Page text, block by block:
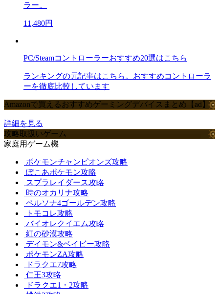
ラー。
11,480円
PC/Steamコントローラーおすすめ20選はこちら
ランキングの元記事はこちら。おすすめコントローラ
ーを徹底比較しています
Amazonで買えるおすすめゲーミングデバイスまとめ【ad】
詳細を見る
攻略取扱いゲーム
家庭用ゲーム機
ポケモンチャンピオンズ攻略
ぽこあポケモン攻略
スプラレイダース攻略
時のオカリナ攻略
ペルソナ4ゴールデン攻略
トモコレ攻略
バイオレクイエム攻略
紅の砂漠攻略
デイモン&ベイビー攻略
ポケモンZA攻略
ドラクエ7攻略
仁王3攻略
ドラクエ1・2攻略